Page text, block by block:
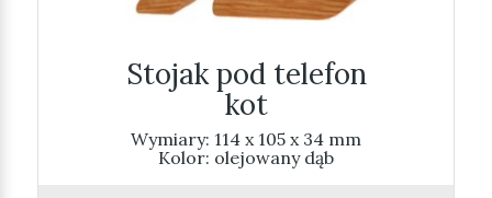
Stojak pod telefon
kot
Wymiary: 114 x 105 x 34 mm
Kolor: olejowany dąb